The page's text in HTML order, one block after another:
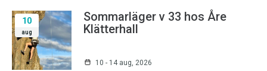
10
aug
Sommarläger v 33 hos Åre
Klätterhall
10 - 14 aug, 2026